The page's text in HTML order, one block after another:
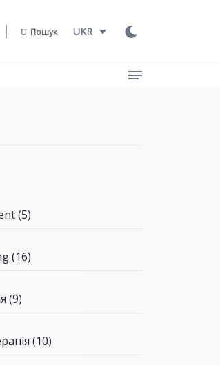
Пошук UKR
(5)
(16)
(9)
(10)